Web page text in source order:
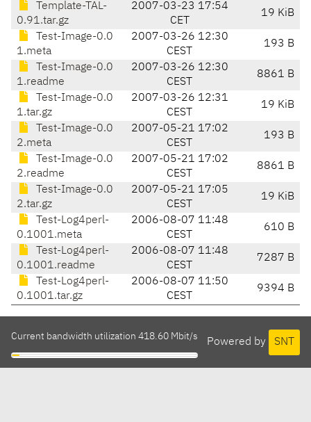
Template-TAL-
0.91.tar.gz
2007-03-23 17:54
CET
19 KiB
Test-Image-0.0
1.meta
2007-03-26 12:30
CEST
193 B
Test-Image-0.0
1.readme
2007-03-26 12:30
CEST
8861 B
Test-Image-0.0
1.tar.gz
2007-03-26 12:31
CEST
19 KiB
Test-Image-0.0
2.meta
2007-05-21 17:02
CEST
193 B
Test-Image-0.0
2.readme
2007-05-21 17:02
CEST
8861 B
Test-Image-0.0
2.tar.gz
2007-05-21 17:05
CEST
19 KiB
Test-Log4perl-
0.1001.meta
2006-08-07 11:48
CEST
610 B
Test-Log4perl-
0.1001.readme
2006-08-07 11:48
CEST
7287 B
Test-Log4perl-
0.1001.tar.gz
2006-08-07 11:50
CEST
9394 B
Powered by SNT
Current bandwidth utilization 418.60 Mbit/s